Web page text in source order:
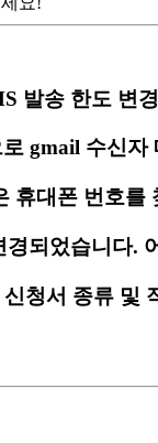
발송 한도 변
gmail 수신자
휴대폰 번호를
되었습니다.
청서 종류 및